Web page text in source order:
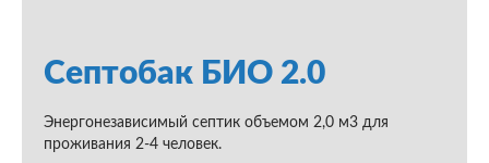
Септобак БИО 2.0
Энергонезависимый септик объемом 2,0 м3 для
проживания 2-4 человек.